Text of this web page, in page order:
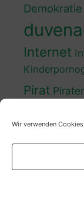
Wir verwenden
Demokratie
Internet
Pirat